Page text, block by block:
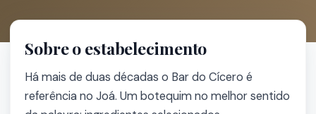
Sobre o estabelecimento
Há mais de duas décadas o Bar do Cícero é
referência no Joá. Um botequim no melhor sentido